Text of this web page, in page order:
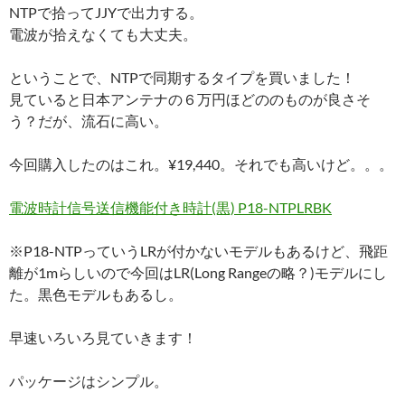
NTPで拾ってJJYで出力する。
電波が拾えなくても大丈夫。
ということで、NTPで同期するタイプを買いました！
見ていると日本アンテナの６万円ほどののものが良さそ
う？だが、流石に高い。
今回購入したのはこれ。¥19,440。それでも高いけど。。。
電波時計信号送信機能付き時計(黒) P18-NTPLRBK
※P18-NTPっていうLRが付かないモデルもあるけど、飛距
離が1mらしいので今回はLR(Long Rangeの略？)モデルにし
た。黒色モデルもあるし。
早速いろいろ見ていきます！
パッケージはシンプル。